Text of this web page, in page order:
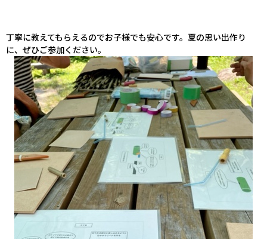
丁寧に教えてもらえるのでお子様でも安心です。夏の思い出作り
に、ぜひご参加ください。